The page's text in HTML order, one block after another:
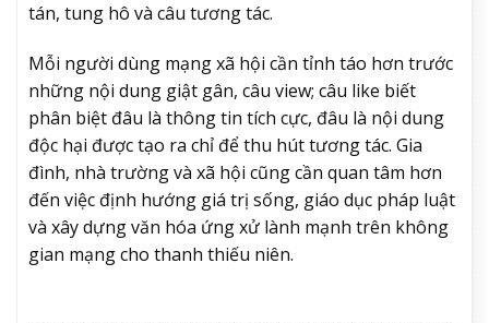
tán, tung hô và câu tương tác.
Mỗi người dùng mạng xã hội cần tỉnh táo hơn trước
những nội dung giật gân, câu view; câu like biết
phân biệt đâu là thông tin tích cực, đâu là nội dung
độc hại được tạo ra chỉ để thu hút tương tác. Gia
đình, nhà trường và xã hội cũng cần quan tâm hơn
đến việc định hướng giá trị sống, giáo dục pháp luật
và xây dựng văn hóa ứng xử lành mạnh trên không
gian mạng cho thanh thiếu niên.